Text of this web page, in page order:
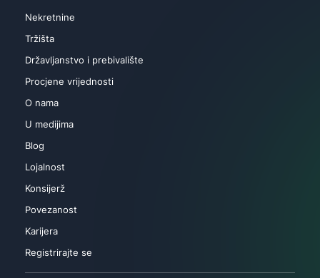
Nekretnine
Tržišta
Državljanstvo i prebivalište
Procjene vrijednosti
O nama
U medijima
Blog
Lojalnost
Konsijerž
Povezanost
Karijera
Registrirajte se